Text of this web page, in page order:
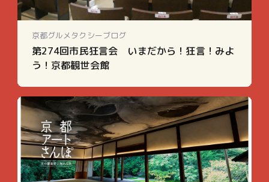
京都グルメタクシーブログ
第274回市民狂言会 いまだから！狂言！みよ
う！京都観世会館